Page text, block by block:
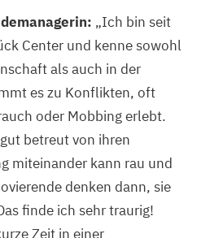
„Ich bin seit
Center und kenne sowohl
als auch in der
es zu Konflikten, oft
oder Mobbing erlebt.
betreut von ihren
miteinander kann rau und
denken dann, sie
finde ich sehr traurig!
Zeit in einer